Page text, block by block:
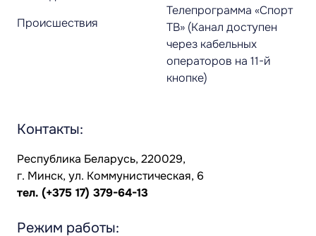
Происшествия
Телепрограмма «Спорт
ТВ» (Канал доступен
через кабельных
операторов на 11-й
кнопке)
Контакты:
Республика Беларусь, 220029,
г. Минск, ул. Коммунистическая, 6
тел. (+375 17) 379-64-13
Режим работы: